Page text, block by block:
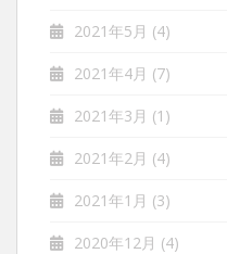
2021年5月 (4)
2021年4月 (7)
2021年3月 (1)
2021年2月 (4)
2021年1月 (3)
2020年12月 (4)